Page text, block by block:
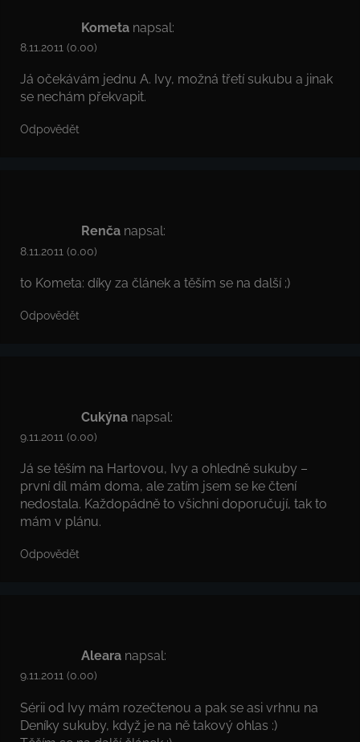
Kometa napsal:
8.11.2011 (0.00)
Já očekávám jednu A. Ivy, možná třetí sukubu a jinak
se nechám překvapit.
Odpovědět
Renča napsal:
8.11.2011 (0.00)
to Kometa: díky za článek a těším se na další ;)
Odpovědět
Cukýna napsal:
9.11.2011 (0.00)
Já se těším na Hartovou, Ivy a ohledně sukuby –
první díl mám doma, ale zatím jsem se ke čtení
nedostala. Každopádně to všichni doporučují, tak to
mám v plánu.
Odpovědět
Aleara napsal:
9.11.2011 (0.00)
Sérii od Ivy mám rozečtenou a pak se asi vrhnu na
Deníky sukuby, když je na ně takový ohlas :)